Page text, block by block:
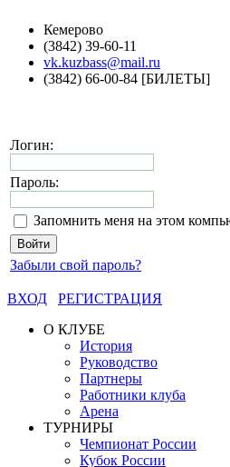
Кемерово
(3842) 39-60-11
vk.kuzbass@mail.ru
(3842) 66-00-84 [БИЛЕТЫ]
Логин:
Пароль:
Запомнить меня на этом
Забыли свой пароль?
ВХОД
РЕГИСТРАЦИЯ
О КЛУБЕ
История
Руководство
Партнеры
Работники клуба
Арена
ТУРНИРЫ
Чемпионат России
Кубок России